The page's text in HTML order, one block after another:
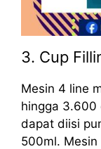
3. Cup
Mesin 4 line
hingga 3.600
dapat diisi
500ml.